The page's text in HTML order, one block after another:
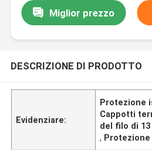
Miglior prezzo
DESCRIZIONE DI PRODOTTO
Evidenziare:
Protezione
Cappotti
del filo di 13
,